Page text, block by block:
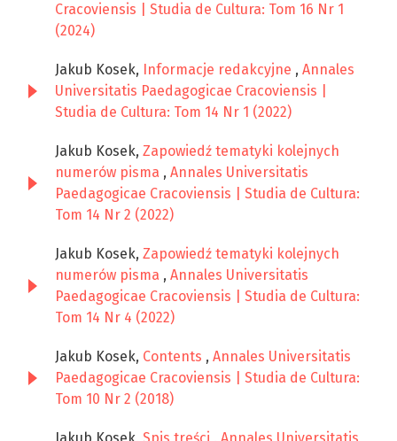
Cracoviensis | Studia de Cultura: Tom 16 Nr 1
(2024)
Jakub Kosek, Informacje redakcyjne , Annales
Universitatis Paedagogicae Cracoviensis |
Studia de Cultura: Tom 14 Nr 1 (2022)
Jakub Kosek, Zapowiedź tematyki kolejnych
numerów pisma , Annales Universitatis
Paedagogicae Cracoviensis | Studia de Cultura:
Tom 14 Nr 2 (2022)
Jakub Kosek, Zapowiedź tematyki kolejnych
numerów pisma , Annales Universitatis
Paedagogicae Cracoviensis | Studia de Cultura:
Tom 14 Nr 4 (2022)
Jakub Kosek, Contents , Annales Universitatis
Paedagogicae Cracoviensis | Studia de Cultura:
Tom 10 Nr 2 (2018)